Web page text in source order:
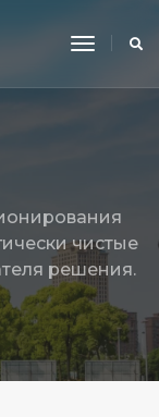
toggle
чистые
решения.